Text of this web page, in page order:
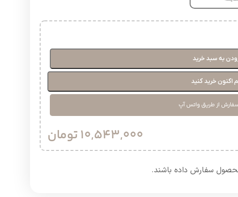
به سبد خرید
اکنون خرید کنید
از طریق واتس آپ
10,543,000تومان
محصول سفارش داده باشند.​